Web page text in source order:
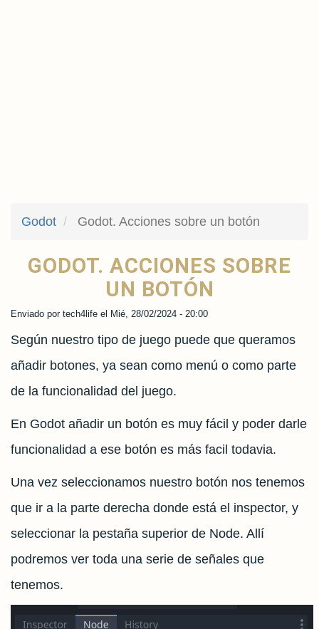
Godot Godot. Acciones sobre un botón
GODOT. ACCIONES SOBRE
UN BOTÓN
Enviado por tech4life el Mié, 28/02/2024 - 20:00
Según nuestro tipo de juego puede que queramos
añadir botones, ya sean como menú o como parte
de la funcionalidad del juego.
En Godot añadir un botón es muy fácil y poder darle
funcionalidad a ese botón es más facil todavia.
Una vez seleccionamos nuestro botón nos tenemos
que ir a la parte derecha donde está el inspector, y
seleccionar la pestaña superior de Node. Allí
podremos ver toda una serie de señales que
tenemos.